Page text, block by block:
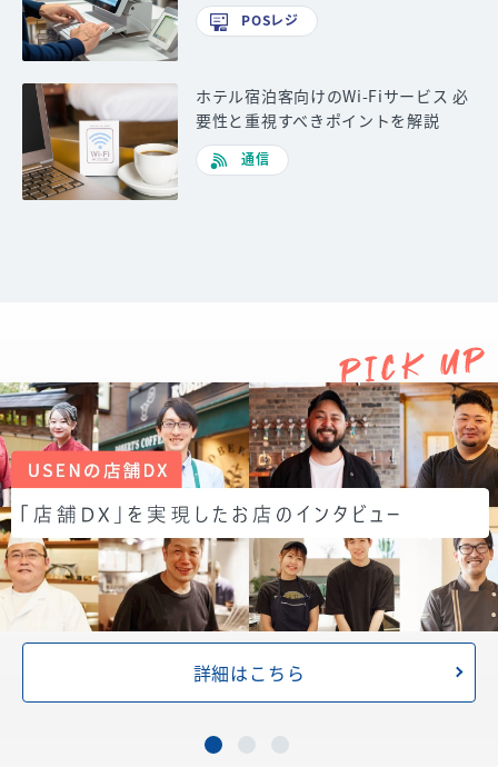
POSレジ
ホテル宿泊客向けのWi-Fiサービス 必
要性と重視すべきポイントを解説
通信
詳細はこちら